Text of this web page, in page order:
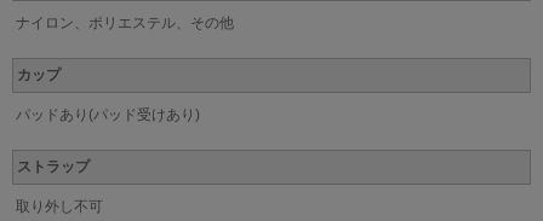
ナイロン、ポリエステル、その他
カップ
パッドあり(パッド受けあり)
ストラップ
取り外し不可